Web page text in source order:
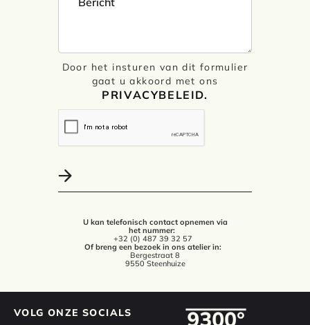
Door het insturen van dit formulier
gaat u akkoord met ons
PRIVACYBELEID.
U kan telefonisch contact opnemen via
het nummer:
+32 (0) 487 39 32 57
Of breng een bezoek in ons atelier in:
Bergestraat 8
9550 Steenhuize
VOLG ONZE SOCIALS